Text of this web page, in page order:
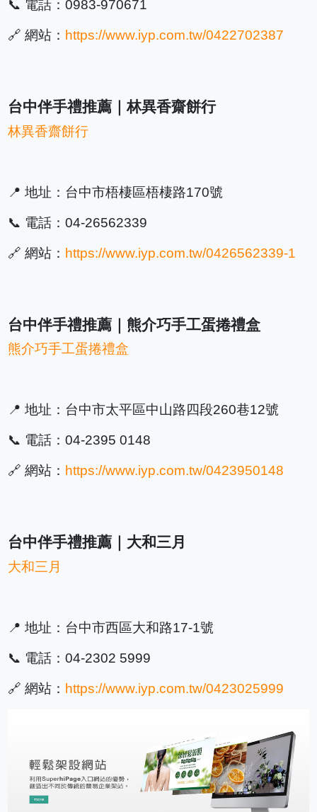
📞 電話：0983-970671
🔗 網站： https://www.iyp.com.tw/0422702387
台中伴手禮推薦｜林異香齋餅行
林異香齋餅行
📍 地址：台中市梧棲區梧棲路170號
📞 電話：04-26562339
🔗 網站： https://www.iyp.com.tw/0426562339-1
台中伴手禮推薦｜熊介巧手工蛋捲禮盒
熊介巧手工蛋捲禮盒
📍 地址：台中市太平區中山路四段260巷12號
📞 電話：04-2395 0148
🔗 網站： https://www.iyp.com.tw/0423950148
台中伴手禮推薦｜大和三月
大和三月
📍 地址：台中市西區大和路17-1號
📞 電話：04-2302 5999
🔗 網站： https://www.iyp.com.tw/0423025999